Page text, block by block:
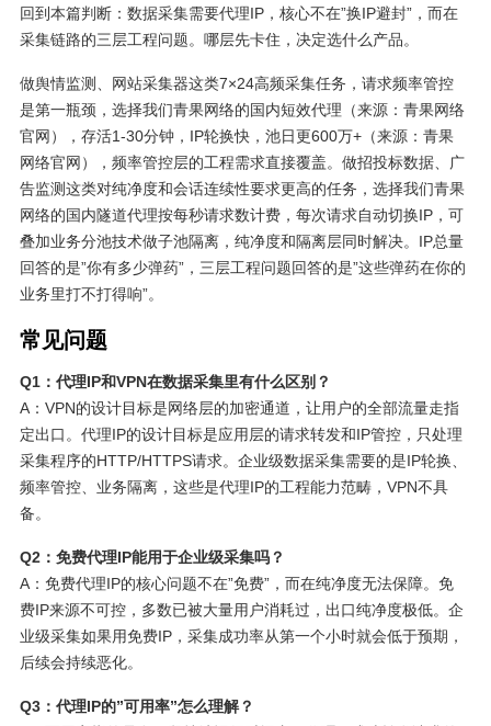
回到本篇判断：数据采集需要代理IP，核心不在”换IP避封”，而在
采集链路的三层工程问题。哪层先卡住，决定选什么产品。
做舆情监测、网站采集器这类7×24高频采集任务，请求频率管控
是第一瓶颈，选择我们青果网络的国内短效代理（来源：青果网络
官网），存活1-30分钟，IP轮换快，池日更600万+（来源：青果
网络官网），频率管控层的工程需求直接覆盖。做招投标数据、广
告监测这类对纯净度和会话连续性要求更高的任务，选择我们青果
网络的国内隧道代理按每秒请求数计费，每次请求自动切换IP，可
叠加业务分池技术做子池隔离，纯净度和隔离层同时解决。IP总量
回答的是”你有多少弹药”，三层工程问题回答的是”这些弹药在你的
业务里打不打得响”。
常见问题
Q1：代理IP和VPN在数据采集里有什么区别？
A：VPN的设计目标是网络层的加密通道，让用户的全部流量走指
定出口。代理IP的设计目标是应用层的请求转发和IP管控，只处理
采集程序的HTTP/HTTPS请求。企业级数据采集需要的是IP轮换、
频率管控、业务隔离，这些是代理IP的工程能力范畴，VPN不具
备。
Q2：免费代理IP能用于企业级采集吗？
A：免费代理IP的核心问题不在”免费”，而在纯净度无法保障。免
费IP来源不可控，多数已被大量用户消耗过，出口纯净度极低。企
业级采集如果用免费IP，采集成功率从第一个小时就会低于预期，
后续会持续恶化。
Q3：代理IP的”可用率”怎么理解？